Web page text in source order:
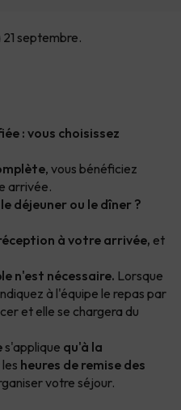
septembre.
: vous choisissez
, vous bénéficiez
arrivée.
déjeuner ou le dîner ?
à votre arrivée, et
n'est nécessaire. Lorsque
à l'équipe le repas par
et elle se chargera du
s'applique qu'à la
heures de remise des
votre séjour.